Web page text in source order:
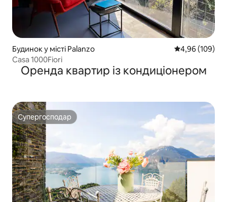
Будинок у місті Palanzo Середня
4,96 (109)
Casa 1000Fiori
Оренда квартир із кондиціонером
Супергосподар
Супергосподар